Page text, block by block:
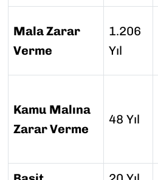
Mala Zarar
Verme
1.206
Yıl
Kamu Malına
Zarar Verme
48 Yıl